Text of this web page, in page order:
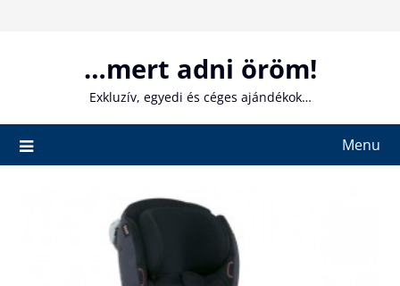
…mert adni öröm!
Exkluzív, egyedi és céges ajándékok…
Menu